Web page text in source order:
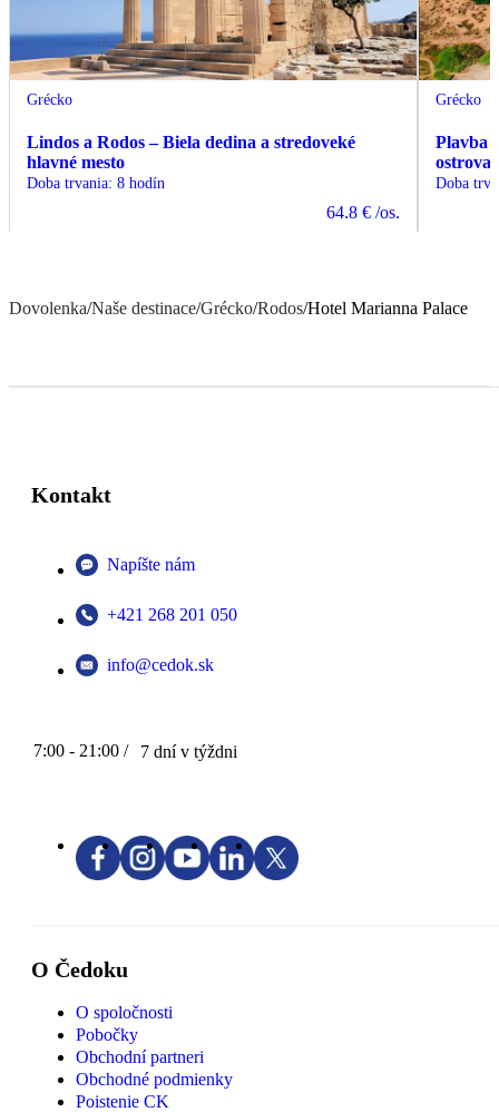
Grécko
Lindos a Rodos – Biela dedina a stredoveké
hlavné mesto
Doba trvania: 8 hodín
64.8 € /os.
Grécko
Plavba
ostrova
Doba
Dovolenka/Naše destinace/Grécko/Rodos/Hotel Marianna Palace
Kontakt
Napíšte nám
+421 268 201 050
info@cedok.sk
7:00 - 21:00 / 7 dní v týždni
O Čedoku
O spoločnosti
Pobočky
Obchodní partneri
Obchodné podmienky
Poistenie CK